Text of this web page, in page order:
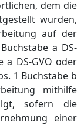
dem die
wurden,
auf der
a DS-
a DS-GVO oder
1 Buchstabe b
mithilfe
sofern die
einer